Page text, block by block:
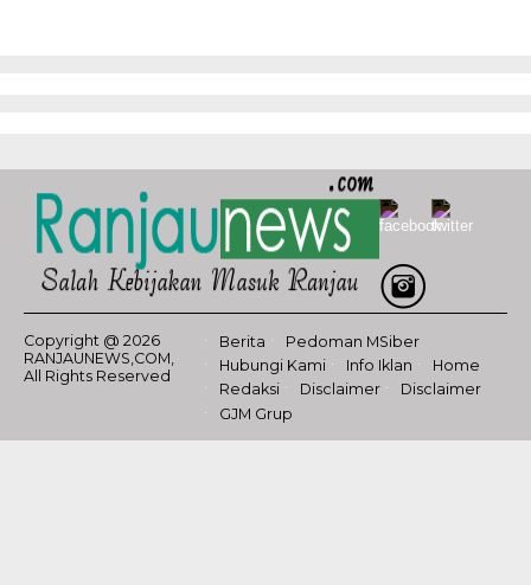
Copyright @ 2026
RANJAUNEWS,COM,
All Rights Reserved
Berita
Pedoman MSiber
Hubungi Kami
Info Iklan
Home
Redaksi
Disclaimer
Disclaimer
GJM Grup